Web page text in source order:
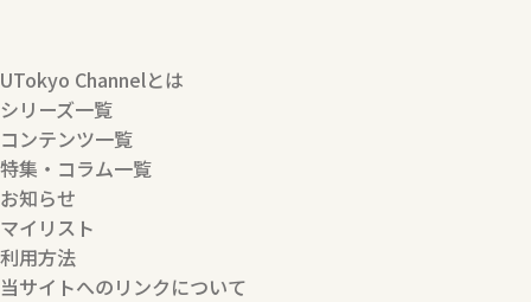
UTokyo Channelとは
シリーズ一覧
コンテンツ一覧
特集・コラム一覧
お知らせ
マイリスト
利用方法
当サイトへのリンクについて